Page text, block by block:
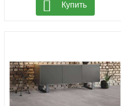
Купить